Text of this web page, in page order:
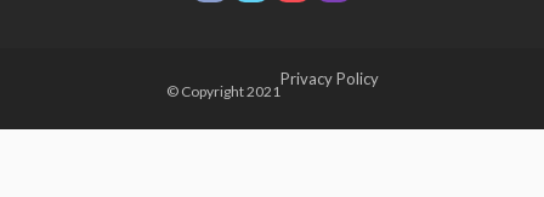
© Copyright 2021
Privacy Policy